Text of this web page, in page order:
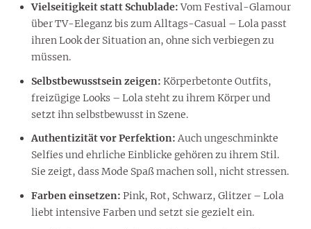
Vielseitigkeit statt Schublade:Vom Festival-Glamour
über TV-Eleganz bis zum Alltags-Casual – Lola passt
ihren Look der Situation an, ohne sich verbiegen zu
müssen.
Selbstbewusstsein zeigen: Körperbetonte Outfits,
freizügige Looks – Lola steht zu ihrem Körper und
setzt ihn selbstbewusst in Szene.
Authentizität vor Perfektion: Auch ungeschminkte
Selfies und ehrliche Einblicke gehören zu ihrem Stil.
Sie zeigt, dass Mode Spaß machen soll, nicht stressen.
Farben einsetzen: Pink, Rot, Schwarz, Glitzer – Lola
liebt intensive Farben und setzt sie gezielt ein.